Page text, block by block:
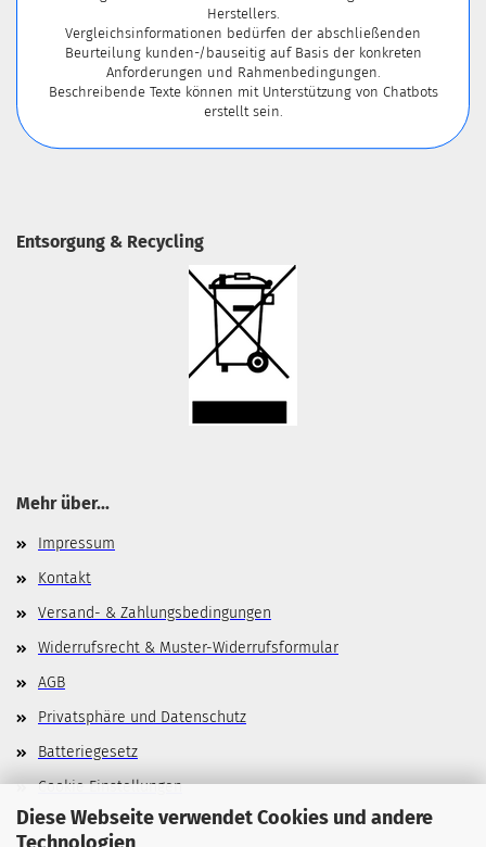
Diese Webseite verwendet Cookies und andere
Technologien
Herstellers.
Vergleichsinformationen bedürfen der abschließenden
Beurteilung kunden-/bauseitig auf Basis der konkreten
Anforderungen und Rahmenbedingungen.
Beschreibende Texte können mit Unterstützung von Chatbots
erstellt sein.
Entsorgung & Recycling
Mehr über...
Impressum
Kontakt
Versand- & Zahlungsbedingungen
Widerrufsrecht & Muster-Widerrufsformular
AGB
Privatsphäre und Datenschutz
Batteriegesetz
Cookie Einstellungen